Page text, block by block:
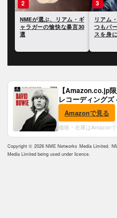
3
リアム・ギャラガー、い
つもパーカーとサングラ
スを身に着けている理由
4
リアム
子をレ
とをオ
【Amazon.co.jp
レコーディング
ャケ付)
Amazonで見る
価格・在庫はAmazon
Copyright © 2026 NME Networks Media Limited.
Media Limited being used under licence.